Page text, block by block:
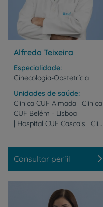
Alfredo Teixeira
Especialidade
Ginecologia-Obstetrícia
Unidades de saúde
Clínica CUF Almada | Clínica
CUF Belém - Lisboa
| Hospital CUF Cascais | Clínica CUF Miraflores
Consultar perfil